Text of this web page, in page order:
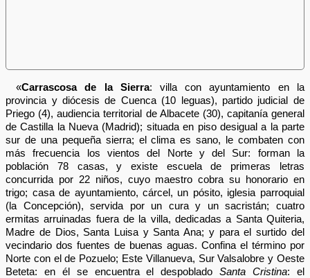
«Carrascosa de la Sierra: villa con ayuntamiento en la
provincia y diócesis de Cuenca (10 leguas), partido judicial de
Priego (4), audiencia territorial de Albacete (30), capitanía general
de Castilla la Nueva (Madrid); situada en piso desigual a la parte
sur de una pequeña sierra; el clima es sano, le combaten con
más frecuencia los vientos del Norte y del Sur: forman la
población 78 casas, y existe escuela de primeras letras
concurrida por 22 niños, cuyo maestro cobra su honorario en
trigo; casa de ayuntamiento, cárcel, un pósito, iglesia parroquial
(la Concepción), servida por un cura y un sacristán; cuatro
ermitas arruinadas fuera de la villa, dedicadas a Santa Quiteria,
Madre de Dios, Santa Luisa y Santa Ana; y para el surtido del
vecindario dos fuentes de buenas aguas. Confina el término por
Norte con el de Pozuelo; Este Villanueva, Sur Valsalobre y Oeste
Beteta: en él se encuentra el despobladoSanta Cristina: el